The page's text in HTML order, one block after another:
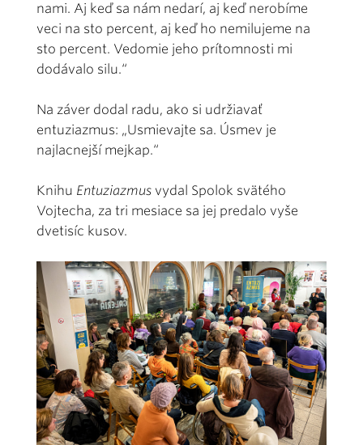
nami. Aj keď sa nám nedarí, aj keď nerobíme
veci na sto percent, aj keď ho nemilujeme na
sto percent. Vedomie jeho prítomnosti mi
dodávalo silu.“
Na záver dodal radu, ako si udržiavať
entuziazmus: „Usmievajte sa. Úsmev je
najlacnejší mejkap.“
Knihu Entuziazmus vydal Spolok svätého
Vojtecha, za tri mesiace sa jej predalo vyše
dvetisíc kusov.